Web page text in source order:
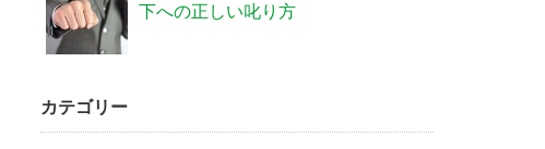
下への正しい叱り方
カテゴリー